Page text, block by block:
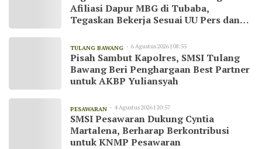
Afiliasi Dapur MBG di Tubaba,
Tegaskan Bekerja Sesuai UU Pers dan
TULANG BAWANG 6 Agustus 2026 | 08:55
Pisah Sambut Kapolres, SMSI Tulang
Bawang Beri Penghargaan Best Partner
untuk AKBP Yuliansyah
PESAWARAN 4 Agustus 2026 | 20:57
SMSI Pesawaran Dukung Cyntia
Martalena, Berharap Berkontribusi
untuk KNMP Pesawaran